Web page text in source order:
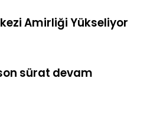
Amirliği Yükseliyor
sürat devam